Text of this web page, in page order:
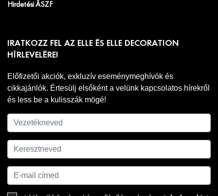
Hirdetési ÁSZF
IRATKOZZ FEL AZ ELLE ÉS ELLE DECORATION
HÍRLEVELÉRE!
Előfizetői akciók, exkluzív eseménymeghívók és
cikkajánlók. Értesülj elsőként a velünk kapcsolatos hírekről
és less be a kulisszák mögé!